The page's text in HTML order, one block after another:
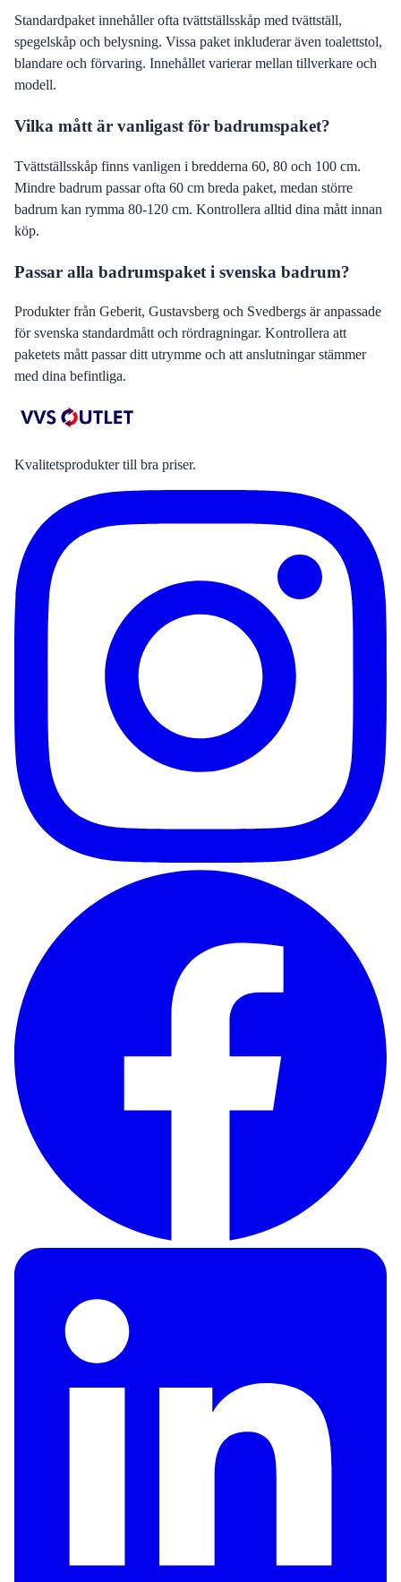
Standardpaket innehåller ofta tvättställsskåp med tvättställ,
spegelskåp och belysning. Vissa paket inkluderar även toalettstol,
blandare och förvaring. Innehållet varierar mellan tillverkare och
modell.
Vilka mått är vanligast för badrumspaket?
Tvättställsskåp finns vanligen i bredderna 60, 80 och 100 cm.
Mindre badrum passar ofta 60 cm breda paket, medan större
badrum kan rymma 80-120 cm. Kontrollera alltid dina mått innan
köp.
Passar alla badrumspaket i svenska badrum?
Produkter från Geberit, Gustavsberg och Svedbergs är anpassade
för svenska standardmått och rördragningar. Kontrollera att
paketets mått passar ditt utrymme och att anslutningar stämmer
med dina befintliga.
Kvalitetsprodukter till bra priser.